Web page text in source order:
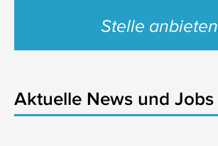
Stelle anbieten
Aktuelle News und Jobs